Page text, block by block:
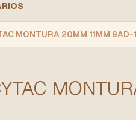
MONTURA 20MM 11MM 9AD-